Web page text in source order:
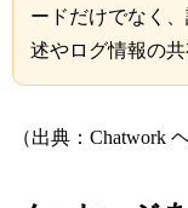
ードだけでなく
述やログ情報の共
（出典：Chatwork